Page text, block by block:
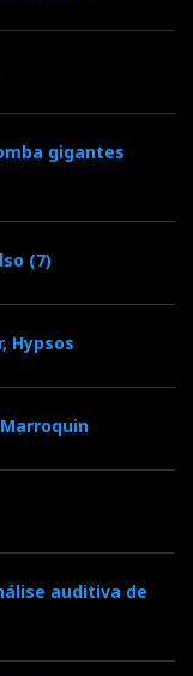
gigantes
(7)
Hypsos
auditiva de